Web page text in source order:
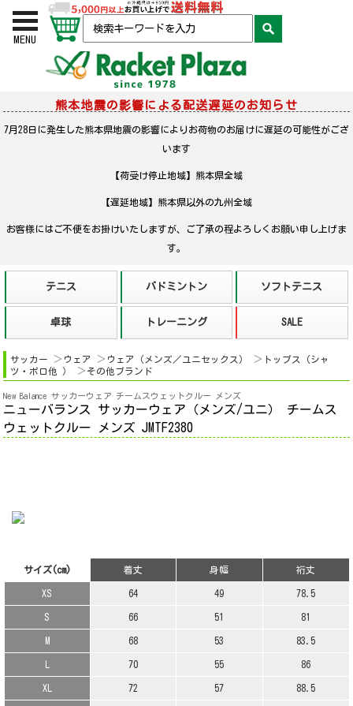
MENU
熊本地震の影響による配送遅延のお知らせ
7月28日に発生した熊本県地震の影響によりお荷物のお届けに遅延の可能性がござ
います
【荷受け停止地域】熊本県全域
【遅延地域】熊本県以外の九州全域
お客様にはご不便をお掛けいたしますが、ご了承の程よろしくお願い申し上げま
す。
サッカー ウェア ウェア（メンズ／ユニセックス）
トップス（シャ
ツ・ポロ他 ）
その他ブランド
New Balance サッカーウェア チームスウェットクルー メンズ
ニューバランス サッカーウェア（メンズ/ユニ） チームス
ウェットクルー メンズ JMTF2380
サイズ(cm) 着丈 身幅 裄丈
XS 64 49 78.5
S 66 51 81
M 68 53 83.5
70 55 86
XL 72 57 88.5